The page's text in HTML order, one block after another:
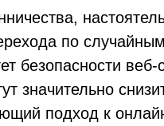
по
безопасности
значительно
подход к